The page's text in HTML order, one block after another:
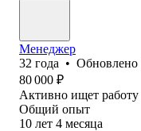
Менеджер
32 года • Обновлено
80 000 ₽
Активно ищет работу
Общий опыт
10 лет 4 месяца